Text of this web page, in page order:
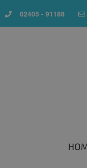
02405 - 91188